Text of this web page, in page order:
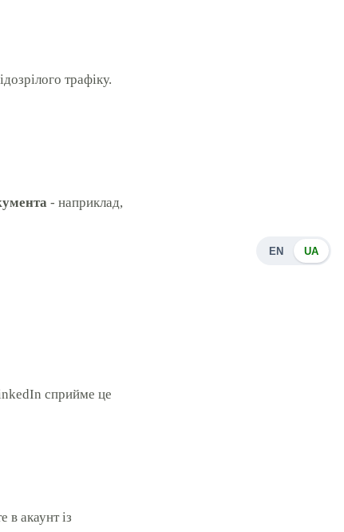
EN UA
трафіку.
- наприклад,
сприйме це
в акаунт із